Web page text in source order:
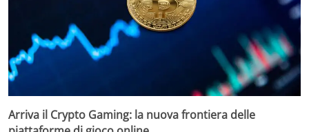
Arriva il Crypto Gaming: la nuova frontiera delle